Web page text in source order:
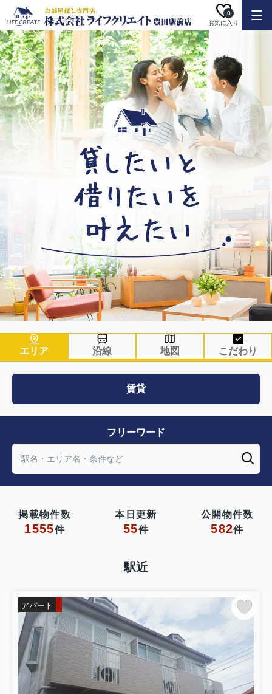
お気に入り
0
エリア 沿線 地図 こだわり
賃貸
フリーワード
掲載物件数
1555件
本日更新
55件
公開物件数
582件
駅近
アパート